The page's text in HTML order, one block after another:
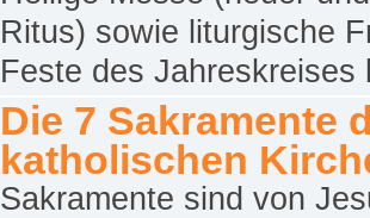
Ritus) sowie liturgische
Feste des Jahreskreises
Die 7 Sakramente
katholischen
Sakramente sind von